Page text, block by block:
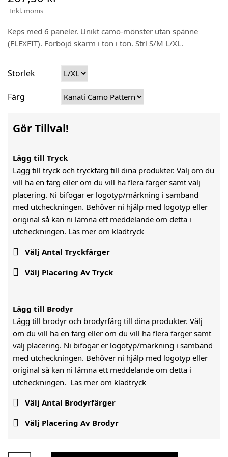
Inkl. moms
Keps med 6 paneler. Unikt camo-mönster utan spänne
(FLEXFIT). Förböjd skärm i ton i ton. Strl S/M L/XL.
Storlek
Färg
Gör Tillval!
Lägg till Tryck
Lägg till tryck och tryckfärg till dina produkter. Välj om du
vill ha en färg eller om du vill ha flera färger samt välj
placering. Ni bifogar er logotyp/märkning i samband
med utcheckningen. Behöver ni hjälp med logotyp eller
original så kan ni lämna ett meddelande om detta i
utcheckningen. Läs mer om klädtryck
 Välj Antal Tryckfärger
 Välj Placering Av Tryck
Lägg till Brodyr
Lägg till brodyr och brodyrfärg till dina produkter. Välj
om du vill ha en färg eller om du vill ha flera färger samt
välj placering. Ni bifogar er logotyp/märkning i samband
med utcheckningen. Behöver ni hjälp med logotyp eller
original så kan ni lämna ett meddelande om detta i
utcheckningen. Läs mer om klädtryck
 Välj Antal Brodyrfärger
 Välj Placering Av Brodyr